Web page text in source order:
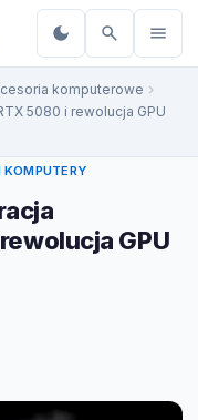
komputerowe
5080 i rewolucja GPU
KOMPUTERY
GPU